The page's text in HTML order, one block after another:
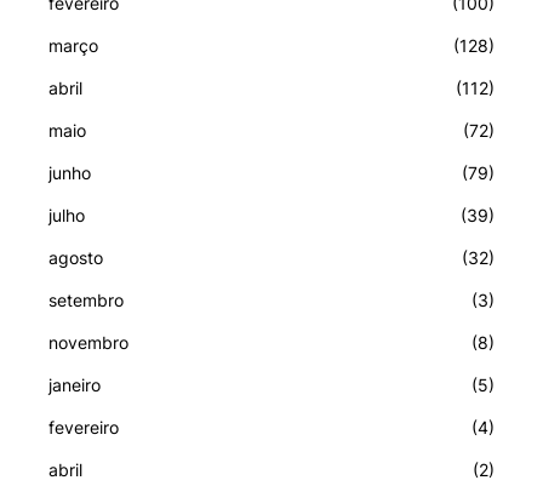
março (128)
abril (112)
maio (72)
junho (79)
julho (39)
agosto (32)
setembro (3)
novembro (8)
janeiro (5)
fevereiro (4)
abril (2)